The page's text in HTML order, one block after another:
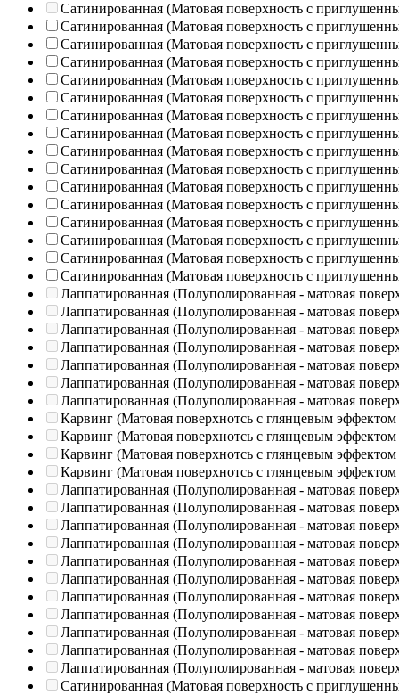
Сатинированная (Матовая поверхность с
Сатинированная (Матовая поверхность с
Сатинированная (Матовая поверхность с
Сатинированная (Матовая поверхность с
Сатинированная (Матовая поверхность с
Сатинированная (Матовая поверхность с
Сатинированная (Матовая поверхность с
Сатинированная (Матовая поверхность с
Сатинированная (Матовая поверхность с
Сатинированная (Матовая поверхность с
Сатинированная (Матовая поверхность с
Сатинированная (Матовая поверхность с
Сатинированная (Матовая поверхность с
Сатинированная (Матовая поверхность с
Сатинированная (Матовая поверхность с
Сатинированная (Матовая поверхность с
Лаппатированная (Полуполированная - матовая
Лаппатированная (Полуполированная - матовая
Лаппатированная (Полуполированная - матовая
Лаппатированная (Полуполированная - матовая
Лаппатированная (Полуполированная - матовая
Лаппатированная (Полуполированная - матовая
Лаппатированная (Полуполированная - матовая
Карвинг (Матовая поверхнотсь с глянцевым эффектом
Карвинг (Матовая поверхнотсь с глянцевым эффектом
Карвинг (Матовая поверхнотсь с глянцевым эффектом
Карвинг (Матовая поверхнотсь с глянцевым эффектом
Лаппатированная (Полуполированная - матовая
Лаппатированная (Полуполированная - матовая
Лаппатированная (Полуполированная - матовая
Лаппатированная (Полуполированная - матовая
Лаппатированная (Полуполированная - матовая
Лаппатированная (Полуполированная - матовая
Лаппатированная (Полуполированная - матовая
Лаппатированная (Полуполированная - матовая
Лаппатированная (Полуполированная - матовая
Лаппатированная (Полуполированная - матовая
Лаппатированная (Полуполированная - матовая
Сатинированная (Матовая поверхность с